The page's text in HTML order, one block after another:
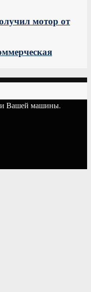
мотор от
Вашей машины.